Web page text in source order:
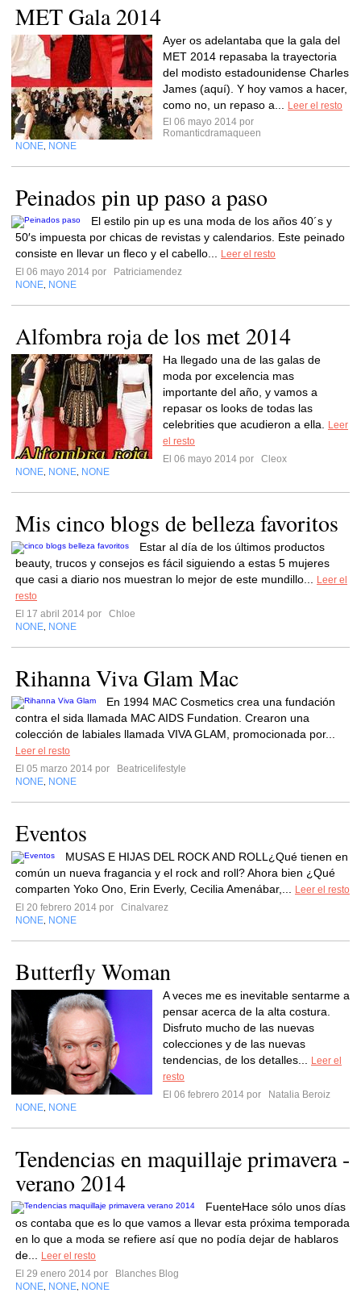
MET Gala 2014
Ayer os adelantaba que la gala del
MET 2014 repasaba la trayectoria
del modisto estadounidense Charles
James (aquí). Y hoy vamos a hacer,
como no, un repaso a...
Leer el resto
El 06 mayo 2014 por
Romanticdramaqueen
NONE NONE
Peinados pin up paso a paso
El estilo pin up es una moda de los años 40´s y
50′s impuesta por chicas de revistas y calendarios. Este peinado
consiste en llevar un fleco y el cabello...
Leer el resto
El 06 mayo 2014 por
Patriciamendez
NONE NONE
Alfombra roja de los met 2014
Ha llegado una de las galas de
moda por excelencia mas
importante del año, y vamos a
repasar os looks de todas las
celebrities que acudieron a ella.
Leer
el resto
El 06 mayo 2014 por
Cleox
NONE NONE NONE
Mis cinco blogs de belleza favoritos
Estar al día de los últimos productos
beauty, trucos y consejos es fácil siguiendo a estas 5 mujeres
que casi a diario nos muestran lo mejor de este mundillo...
Leer el
resto
El 17 abril 2014 por
Chloe
NONE NONE
Rihanna Viva Glam Mac
En 1994 MAC Cosmetics crea una fundación
contra el sida llamada MAC AIDS Fundation. Crearon una
colección de labiales llamada VIVA GLAM, promocionada por...
Leer el resto
El 05 marzo 2014 por
Beatricelifestyle
NONE NONE
Eventos
MUSAS E HIJAS DEL ROCK AND ROLL¿Qué tienen en
común un nueva fragancia y el rock and roll? Ahora bien ¿Qué
comparten Yoko Ono, Erin Everly, Cecilia Amenábar,...
Leer el resto
El 20 febrero 2014 por
Cinalvarez
NONE NONE
Butterfly Woman
A veces me es inevitable sentarme a
pensar acerca de la alta costura.
Disfruto mucho de las nuevas
colecciones y de las nuevas
tendencias, de los detalles...
Leer el
resto
El 06 febrero 2014 por
Natalia Beroiz
NONE NONE
Tendencias en maquillaje primavera -
verano 2014
FuenteHace sólo unos días
os contaba que es lo que vamos a llevar esta próxima temporada
en lo que a moda se refiere así que no podía dejar de hablaros
de...
Leer el resto
El 29 enero 2014 por
Blanches Blog
NONE NONE NONE